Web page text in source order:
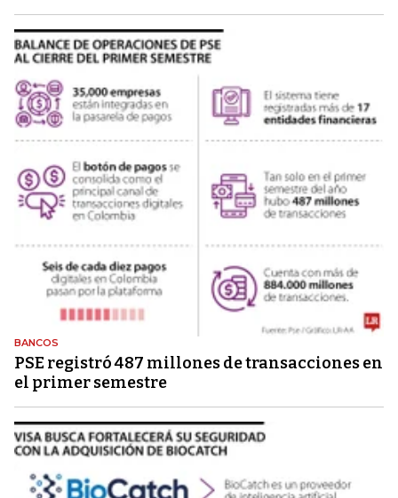
BANCOS
PSE registró 487 millones de transacciones en
el primer semestre